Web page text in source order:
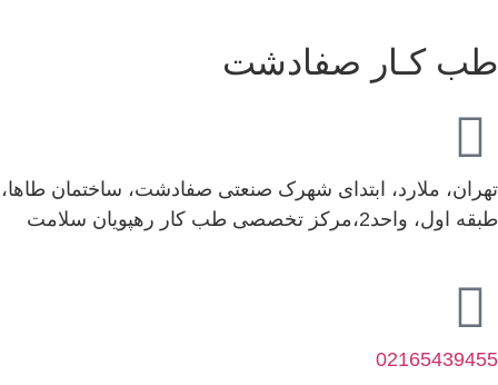
طب کـار صفادشت
تهران، ملارد، ابتدای شهرک صنعتی صفادشت، ساختمان طاها،
طبقه اول، واحد2،مرکز تخصصی طب کار رهپویان سلامت
02165439455